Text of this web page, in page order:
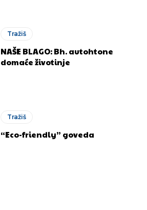
Tražiš
NAŠE BLAGO: Bh. autohtone
domaće životinje
Tražiš
“Eco-friendly” goveda